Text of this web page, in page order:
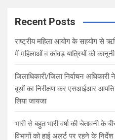
c
Recent Posts
राष्ट्रीय महिला आयोग के सहयोग से
में महिलाओं व कांवड़ यात्रियों को
जिलाधिकारी/जिला निर्वाचन
बूथों का निरीक्षण कर एसआईआर
लिया जायजा
भारी से बहुत भारी वर्षा की चेतावनी के
विभागों को हाई अलर्ट पर रहने के निर्देश